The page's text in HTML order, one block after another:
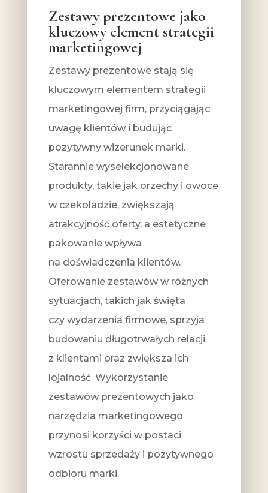
Zestawy prezentowe jako
kluczowy element strategii
marketingowej
Zestawy prezentowe stają się
kluczowym elementem strategii
marketingowej firm, przyciągając
uwagę klientów i budując
pozytywny wizerunek marki.
Starannie wyselekcjonowane
produkty, takie jak orzechy i owoce
w czekoladzie, zwiększają
atrakcyjność oferty, a estetyczne
pakowanie wpływa
na doświadczenia klientów.
Oferowanie zestawów w różnych
sytuacjach, takich jak święta
czy wydarzenia firmowe, sprzyja
budowaniu długotrwałych relacji
z klientami oraz zwiększa ich
lojalność. Wykorzystanie
zestawów prezentowych jako
narzędzia marketingowego
przynosi korzyści w postaci
wzrostu sprzedaży i pozytywnego
odbioru marki.